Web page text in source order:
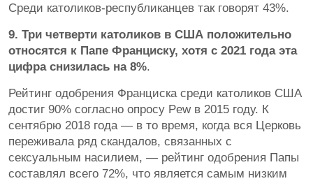
Среди католиков-республиканцев так говорят 43%.
9. Три четверти католиков в США положительно
относятся к Папе Франциску, хотя с 2021 года эта
цифра снизилась на 8%.
Рейтинг одобрения Франциска среди католиков США
достиг 90% согласно опросу Pew в 2015 году. К
сентябрю 2018 года — в то время, когда вся Церковь
переживала ряд скандалов, связанных с
сексуальным насилием, — рейтинг одобрения Папы
составлял всего 72%, что является самым низким